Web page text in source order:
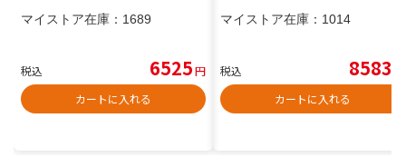
マイストア在庫： 1689
税込 6525円
カートに入れる
マイストア在庫： 1014
税込 8583
カートに入れる